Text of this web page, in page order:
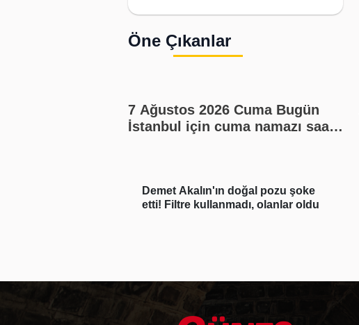
Öne Çıkanlar
7 Ağustos 2026 Cuma Bugün
İstanbul için cuma namazı saat
Demet Akalın'ın doğal pozu şoke
etti! Filtre kullanmadı, olanlar oldu